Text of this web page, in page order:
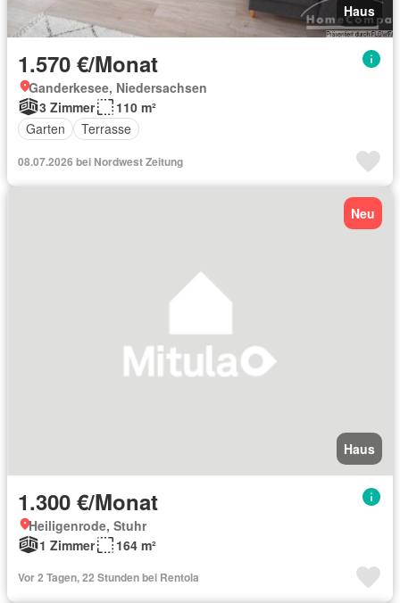
Haus
1.570 €/Monat
Ganderkesee, Niedersachsen
3 Zimmer
110 m²
Garten
Terrasse
08.07.2026 bei Nordwest Zeitung
Neu
Haus
1.300 €/Monat
Heiligenrode, Stuhr
1 Zimmer
164 m²
Vor 2 Tagen, 22 Stunden bei Rentola